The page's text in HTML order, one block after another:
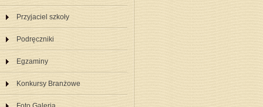
Przyjaciel szkoły
Podręczniki
Egzaminy
Konkursy Branżowe